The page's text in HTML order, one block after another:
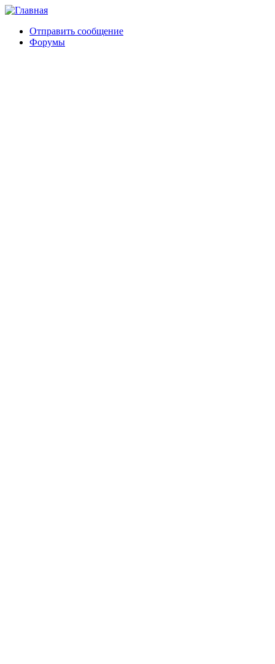
Отправить сообщение
Форумы